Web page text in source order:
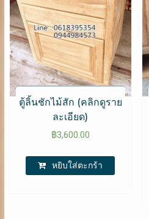
ตู้ลิ้นชักไม้สัก (คลิกดูราย
ละเอียด)
฿3,600.00
หยิบใส่ตะกร้า